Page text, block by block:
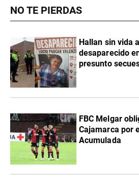
NO TE PIERDAS
Hallan sin vida
desaparecido
presunto
FBC Melgar
Cajamarca por
Acumulada